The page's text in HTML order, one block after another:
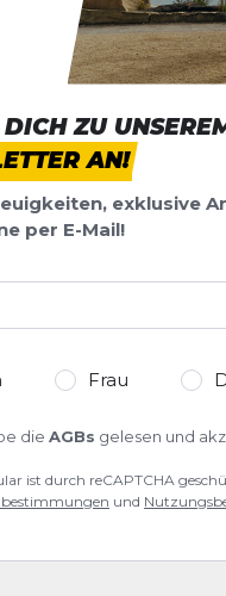
ZU
AN!
exklusive
per E-Mail!
Frau
die AGBs gelesen und
ist durch reCAPTCHA
und